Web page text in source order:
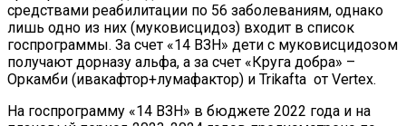
средствами реабилитации по 56 заболеваниям, однако
лишь одно из них (муковисцидоз) входит в список
госпрограммы. За счет «14 ВЗН» дети с муковисцидозом
получают дорназу альфа, а за счет «Круга добра» –
Оркамби (ивакафтор+лумафактор) и Trikafta от Vertex.
На госпрограмму «14 ВЗН» в бюджете 2022 года и на